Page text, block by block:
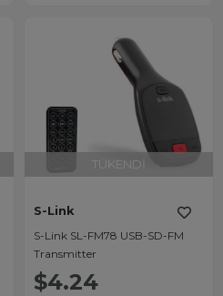
TÜKENDI
S-Link
S-Link SL-FM78 USB-SD-FM
Transmitter
$4.24